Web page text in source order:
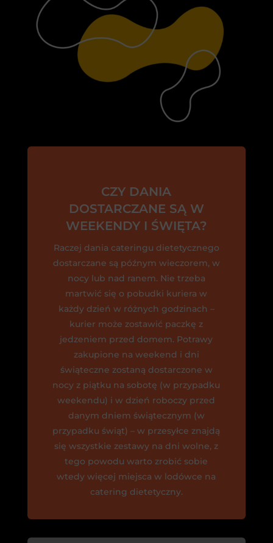
CZY DANIA
DOSTARCZANE SĄ W
WEEKENDY I ŚWIĘTA?
Raczej dania cateringu dietetycznego
dostarczane są późnym wieczorem, w
nocy lub nad ranem. Nie trzeba
martwić się o pobudki kuriera w
każdy dzień w różnych godzinach –
kurier może zostawić paczkę z
jedzeniem przed domem. Potrawy
zakupione na weekend i dni
świąteczne zostaną dostarczone w
nocy z piątku na sobotę (w przypadku
weekendu) i w dzień roboczy przed
danym dniem świątecznym (w
przypadku świąt) – w przesyłce znajdą
się wszystkie zestawy na dni wolne, z
tego powodu warto zrobić sobie
wtedy więcej miejsca w lodówce na
catering dietetyczny.